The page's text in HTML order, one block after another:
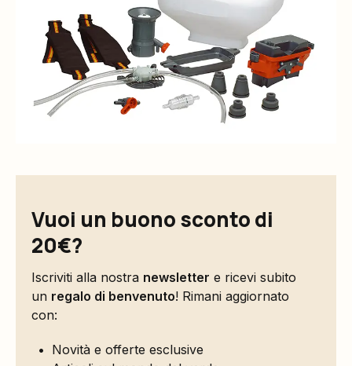
Vuoi un buono sconto di
20€?
Iscriviti alla nostra newsletter e ricevi subito
un regalo di benvenuto! Rimani aggiornato
con:
Novità e offerte esclusive